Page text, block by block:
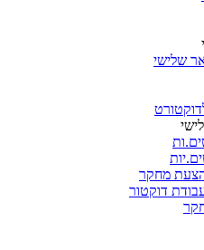
שלישי
מחקר
דוקטור